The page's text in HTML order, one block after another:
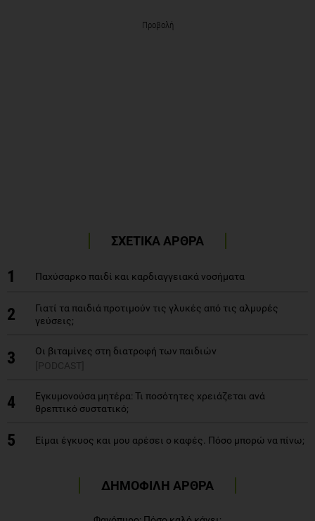
Προβολή
ΣΧΕΤΙΚΑ ΑΡΘΡΑ
1 Παχύσαρκο παιδί και καρδιαγγειακά νοσήματα
2
Γιατί τα παιδιά προτιμούν τις γλυκές από τις αλμυρές
γεύσεις;
3
Οι βιταμίνες στη διατροφή των παιδιών
[PODCAST]
4
Εγκυμονούσα μητέρα: Τι ποσότητες χρειάζεται ανά
θρεπτικό συστατικό;
5 Είμαι έγκυος και μου αρέσει ο καφές. Πόσο μπορώ να πίνω;
ΔΗΜΟΦΙΛΗ ΑΡΘΡΑ